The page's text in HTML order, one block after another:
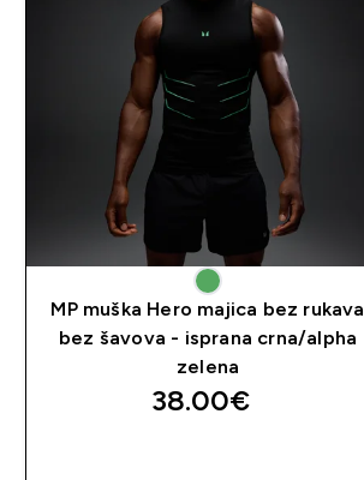
MP muška Hero majica bez rukava
bez šavova - isprana crna/alpha
zelena
38.00€‎